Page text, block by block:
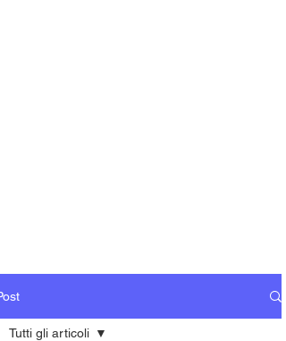
Tutti gli articoli